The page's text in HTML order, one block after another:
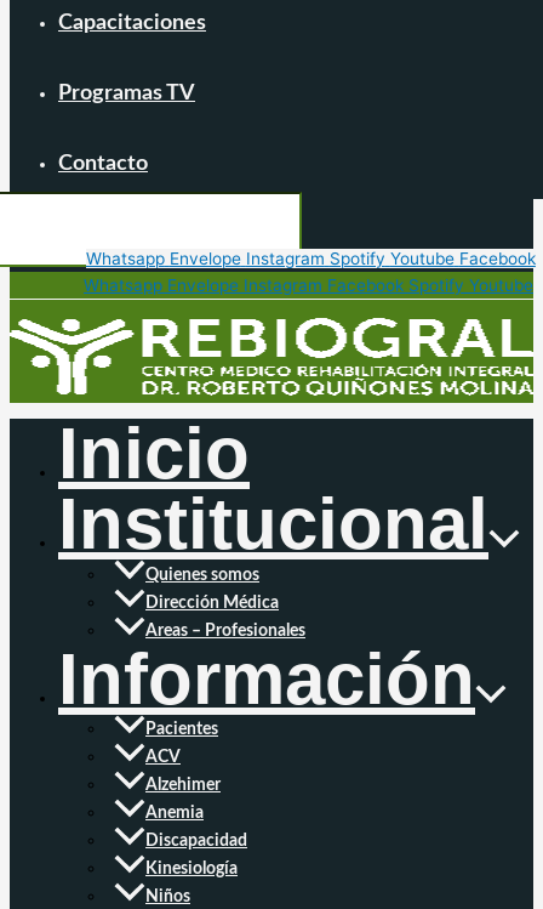
Capacitaciones
Programas TV
Contacto
Whatsapp Envelope Instagram Spotify Youtube Facebook
Whatsapp Envelope Instagram Facebook Spotify Youtube
Inicio
Institucional
Quienes somos
Dirección Médica
Areas – Profesionales
Información
Pacientes
ACV
Alzehimer
Anemia
Discapacidad
Kinesiología
Niños